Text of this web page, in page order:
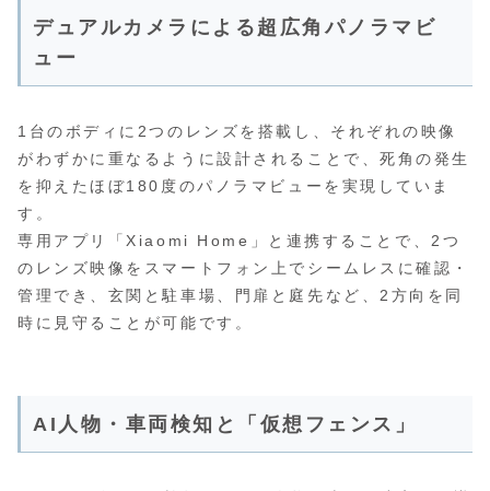
デュアルカメラによる超広角パノラマビ
ュー
1台のボディに2つのレンズを搭載し、それぞれの映像
がわずかに重なるように設計されることで、死角の発生
を抑えたほぼ180度のパノラマビューを実現していま
す。
専用アプリ「Xiaomi Home」と連携することで、2つ
のレンズ映像をスマートフォン上でシームレスに確認・
管理でき、玄関と駐車場、門扉と庭先など、2方向を同
時に見守ることが可能です。
AI人物・車両検知と「仮想フェンス」